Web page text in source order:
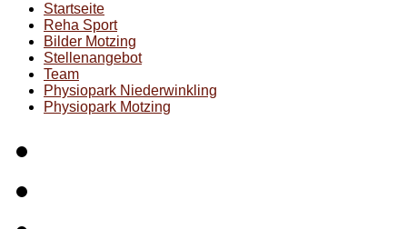
Startseite
Reha Sport
Bilder Motzing
Stellenangebot
Team
Physiopark Niederwinkling
Physiopark Motzing